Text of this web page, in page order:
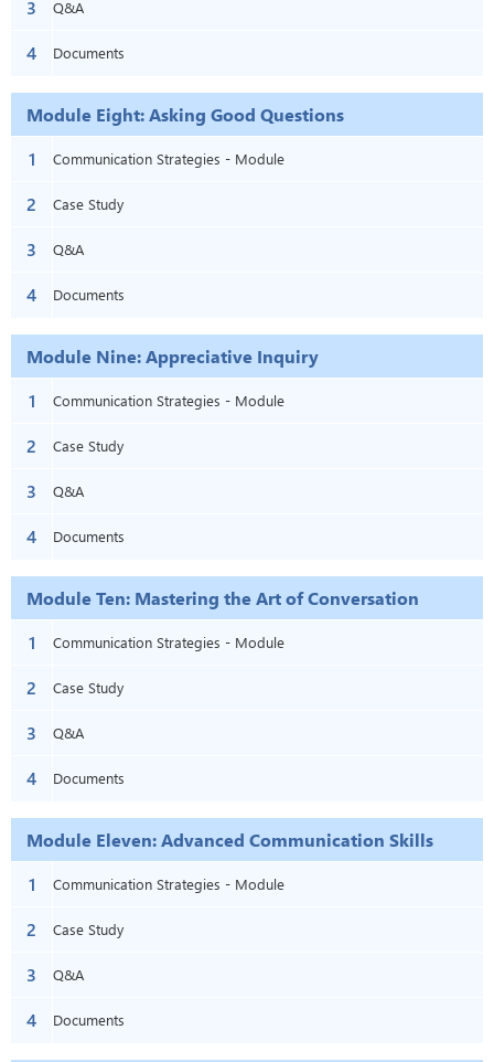
3 Q&A
4 Documents
Module Eight: Asking Good Questions
1
Communication Strategies - Module
Eight: Asking Good Questions
2 Case Study
3 Q&A
4 Documents
Module Nine: Appreciative Inquiry
1
Communication Strategies - Module
Nine: Appreciative Inquiry
2 Case Study
3 Q&A
4 Documents
Module Ten: Mastering the Art of Conversation
1
Communication Strategies - Module
Ten: Mastering The Art Of Conversation
2 Case Study
3 Q&A
4 Documents
Module Eleven: Advanced Communication Skills
1
Communication Strategies - Module
Eleven: Advanced Communication Skills
2 Case Study
3 Q&A
4 Documents